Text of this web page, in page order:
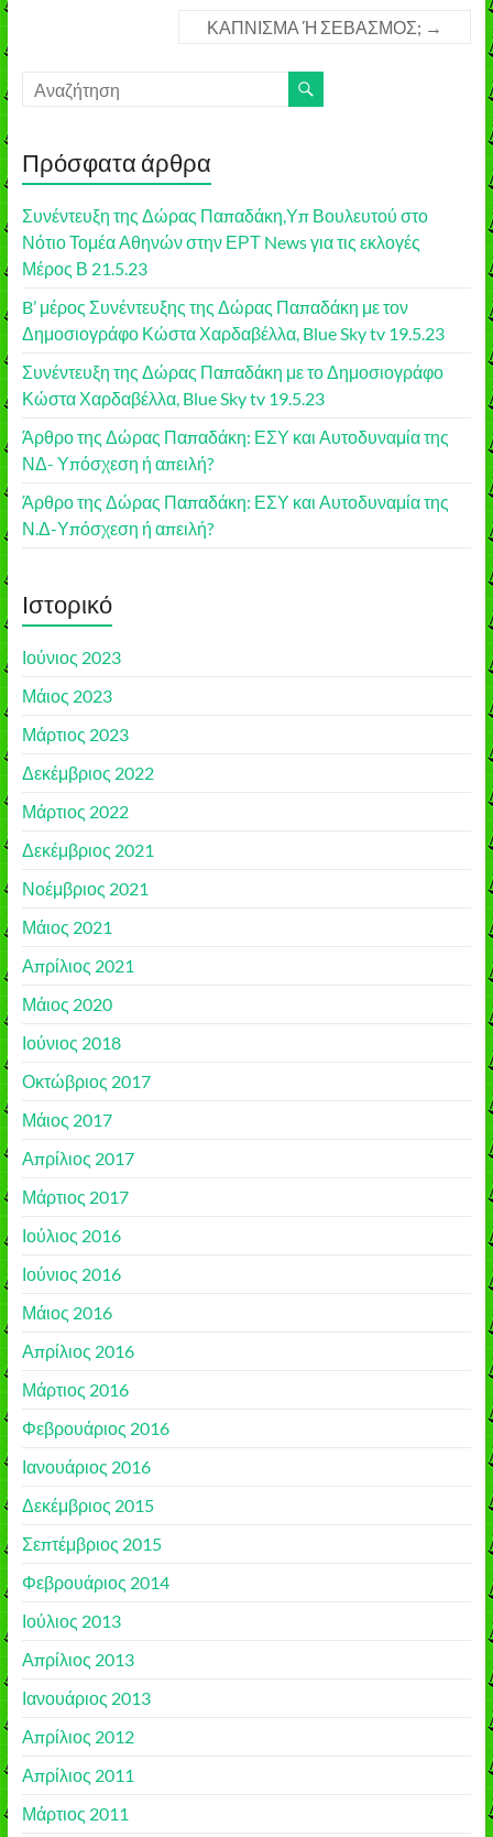
ΚΑΠΝΙΣΜΑ Ή ΣΕΒΑΣΜΟΣ; →
Πρόσφατα άρθρα
Συνέντευξη της Δώρας Παπαδάκη,Υπ Βουλευτού στο
Νότιο Τομέα Αθηνών στην ΕΡΤ News για τις εκλογές
Μέρος Β 21.5.23
B’ μέρος Συνέντευξης της Δώρας Παπαδάκη με τον
Δημοσιογράφο Κώστα Χαρδαβέλλα, Blue Sky tv 19.5.23
Συνέντευξη της Δώρας Παπαδάκη με το Δημοσιογράφο
Κώστα Χαρδαβέλλα, Blue Sky tv 19.5.23
Άρθρο της Δώρας Παπαδάκη: ΕΣΥ και Αυτοδυναμία της
ΝΔ- Υπόσχεση ή απειλή?
Άρθρο της Δώρας Παπαδάκη: ΕΣΥ και Αυτοδυναμία της
Ν.Δ-Υπόσχεση ή απειλή?
Ιστορικό
Ιούνιος 2023
Μάιος 2023
Μάρτιος 2023
Δεκέμβριος 2022
Μάρτιος 2022
Δεκέμβριος 2021
Νοέμβριος 2021
Μάιος 2021
Απρίλιος 2021
Μάιος 2020
Ιούνιος 2018
Οκτώβριος 2017
Μάιος 2017
Απρίλιος 2017
Μάρτιος 2017
Ιούλιος 2016
Ιούνιος 2016
Μάιος 2016
Απρίλιος 2016
Μάρτιος 2016
Φεβρουάριος 2016
Ιανουάριος 2016
Δεκέμβριος 2015
Σεπτέμβριος 2015
Φεβρουάριος 2014
Ιούλιος 2013
Απρίλιος 2013
Ιανουάριος 2013
Απρίλιος 2012
Απρίλιος 2011
Μάρτιος 2011